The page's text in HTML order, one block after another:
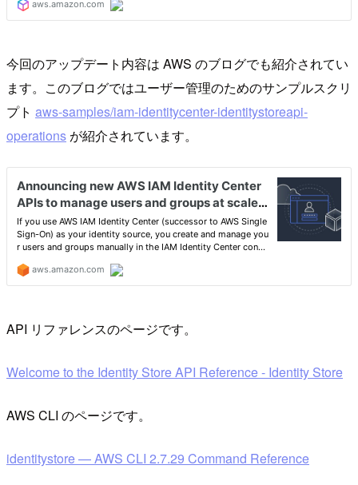
今回のアップデート内容は AWS のブログでも紹介されてい
ます。このブログではユーザー管理のためのサンプルスクリ
プト aws-samples/iam-identitycenter-identitystoreapi-
operations が紹介されています。
API リファレンスのページです。
Welcome to the Identity Store API Reference - Identity Store
AWS CLI のページです。
identitystore — AWS CLI 2.7.29 Command Reference